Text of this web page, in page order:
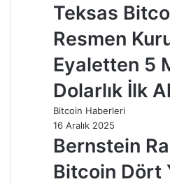
Teksas
Resmen
Eyaletten 5
Dolarlık İlk
Bitcoin Haberleri
16 Aralık 2025
Bernstein
Bitcoin Dört